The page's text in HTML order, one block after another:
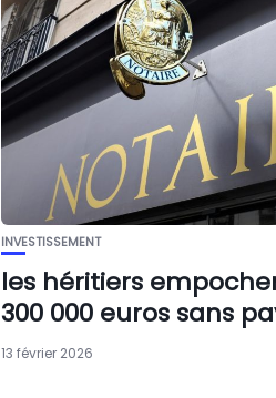
INVESTISSEMENT
les héritiers
300 000 euros sans
13 février 2026